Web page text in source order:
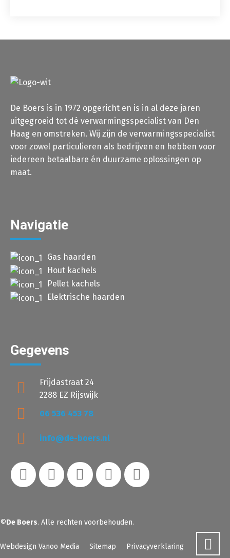
De Boers is in 1972 opgericht en is in al deze jaren
uitgegroeid tot dé verwarmingsspecialist van Den
Haag en omstreken. Wij zijn de verwarmingsspecialist
voor zowel particulieren als bedrijven en hebben voor
iedereen betaalbare én duurzame oplossingen op
maat.
Navigatie
Gas haarden
Hout kachels
Pellet kachels
Elektrische haarden
Gegevens
Frijdastraat 24
2288 EZ Rijswijk
06 536 453 78
info@de-boers.nl
©De Boers. Alle rechten voorbehouden.
Webdesign Vanoo Media Sitemap Privacyverklaring